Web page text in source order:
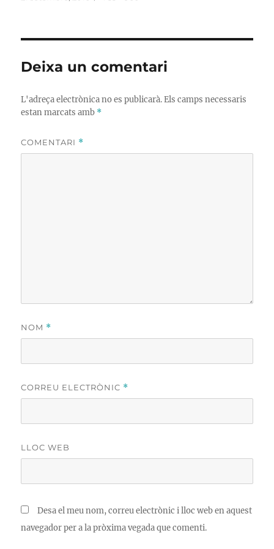
Deixa un comentari
L'adreça electrònica no es publicarà. Els camps necessaris
estan marcats amb *
COMENTARI *
NOM *
CORREU ELECTRÒNIC *
LLOC WEB
Desa el meu nom, correu electrònic i lloc web en aquest
navegador per a la pròxima vegada que comenti.